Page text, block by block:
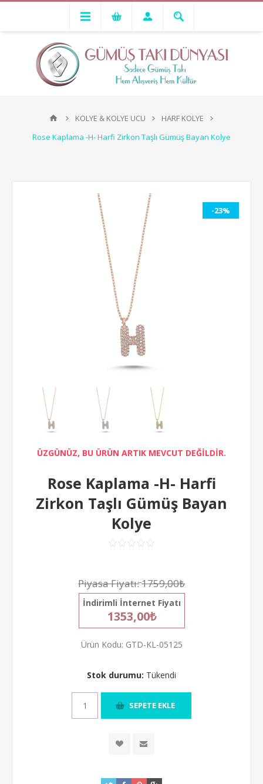
KOLYE & KOLYE UCU
HARF KOLYE
Rose Kaplama -H- Harfi Zirkon Taşlı Gümüş Bayan Kolye
-23%
ÜZGÜNÜZ, BU ÜRÜN ARTIK MEVCUT DEĞİLDİR.
Rose Kaplama -H- Harfi
Zirkon Taşlı Gümüş Bayan
Kolye
Piyasa Fiyatı:1759,00₺
İndirimli İnternet Fiyatı
1353,00₺
Ürün Kodu: GTD-KL-05125
Stok durumu: Tükendi